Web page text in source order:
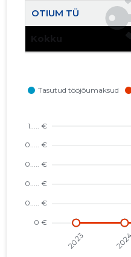
OTIUM TÜ
Kokku